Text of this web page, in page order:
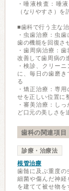
・唾液検査：唾
（なりやすさ）を
■歯科で行う主な
・虫歯治療：虫
歯の機能を回復さ
・歯周病治療：
改善して歯周病の
・検診、クリー
に、毎日の歯磨
る
・矯正治療：専
せを正しい位置に
・審美治療：し
ど口元の美しさを
歯科の関連項目
診療・治療法
根管治療
歯髄に及ぶ重度の
細菌や傷んだ神経
を建てて被せ物